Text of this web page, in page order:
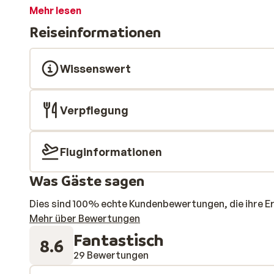
lecker zu Abend essen. Die Skibushaltestelle liegt um
Freibad, dem Whirlpool oder der Sauna ausklingen
geschmackvoll eingerichtet. Eine herrliche
Mehr lesen
Reiseinformationen
Wissenswert
Verpflegung
Fluginformationen
Was Gäste sagen
Dies sind 100% echte Kundenbewertungen, die
Mehr über Bewertungen
8.6 Fantastisch
29 Bewertungen